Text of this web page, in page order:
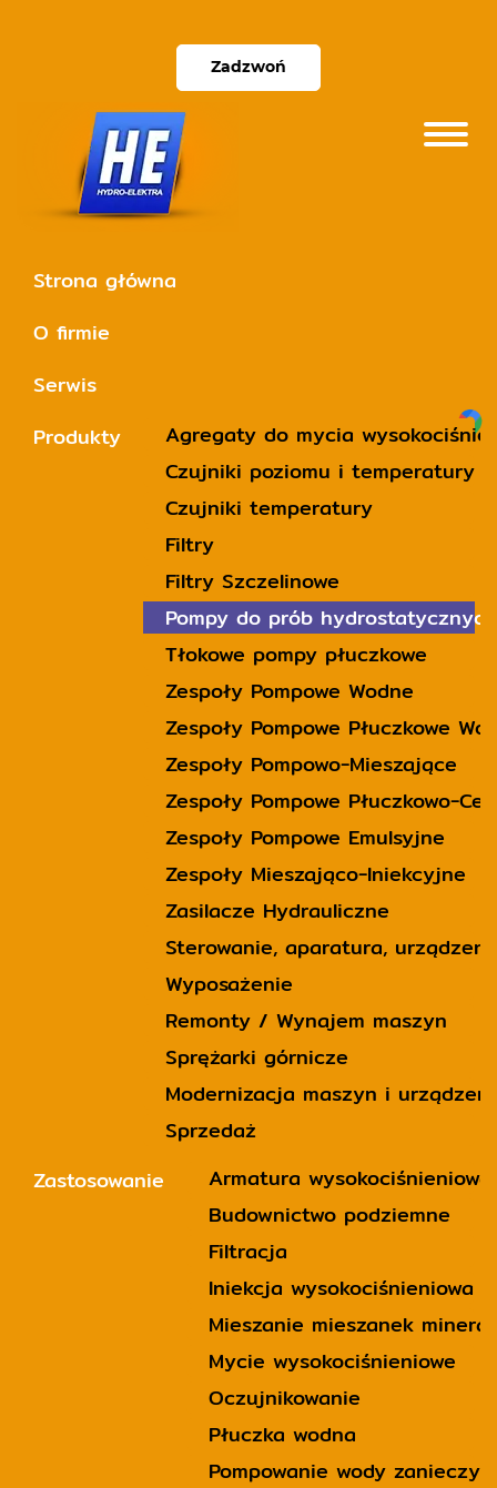
Zadzwoń
Strona główna
O firmie
Serwis
Produkty
Agregaty do mycia
Czujniki poziomu i temperatury
Czujniki temperatury
Filtry
Filtry Szczelinowe
Pompy do prób
Tłokowe pompy płuczkowe
Zespoły Pompowe Wodne
Zespoły Pompowe Płuczkowe
Zespoły Pompowo-Mieszające
Zespoły Pompowe Płuczkowo-
Zespoły Pompowe Emulsyjne
Zespoły Mieszająco-Iniekcyjne
Zasilacze Hydrauliczne
Sterowanie, aparatura,
Wyposażenie
Remonty / Wynajem maszyn
Sprężarki górnicze
Modernizacja maszyn i urządzeń
Sprzedaż
Zastosowanie
Armatura wysokociśnieniowa
Budownictwo podziemne
Filtracja
Iniekcja wysokociśnieniowa
Mieszanie mieszanek
Mycie wysokociśnieniowe
Oczujnikowanie
Płuczka wodna
Pompowanie wody